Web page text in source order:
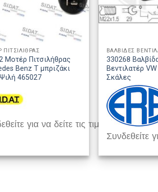
ΠΙΤΣΙΛΙΘΡΑΣ
Μοτέρ Πιτσιλήθρας
Benz T μπριζάκι
465027
για να δείτε τις τιμές
ΒΑΛΒΙΔΕΣ
330268
Βεντιλατέρ
Σκάλες
Συνδεθείτε